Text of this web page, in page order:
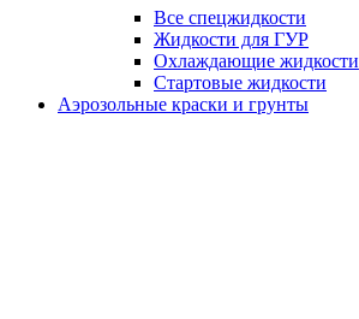
Все спецжидкости
Жидкости для ГУР
Охлаждающие жидкости
Стартовые жидкости
Аэрозольные краски и грунты